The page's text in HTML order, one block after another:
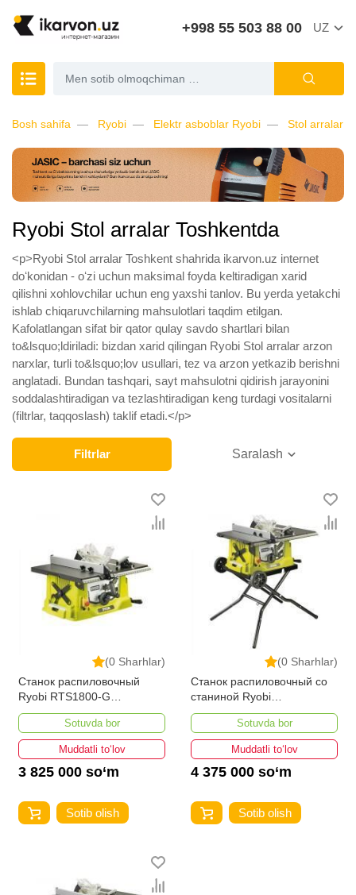
+998 55 503 88 00 UZ
Bosh sahifa Ryobi Elektr asboblar Ryobi Stol arralar
Ryobi Stol arralar Toshkentda
<p>Ryobi Stol arralar Toshkent shahrida ikarvon.uz internet
doʻkonidan - oʻzi uchun maksimal foyda keltiradigan xarid
qilishni xohlovchilar uchun eng yaxshi tanlov. Bu yerda yetakchi
ishlab chiqaruvchilarning mahsulotlari taqdim etilgan.
Kafolatlangan sifat bir qator qulay savdo shartlari bilan
to&lsquo;ldiriladi: bizdan xarid qilingan Ryobi Stol arralar arzon
narxlar, turli to&lsquo;lov usullari, tez va arzon yetkazib berishni
anglatadi. Bundan tashqari, sayt mahsulotni qidirish jarayonini
soddalashtiradigan va tezlashtiradigan keng turdagi vositalarni
(filtrlar, taqqoslash) taklif etadi.</p>
Filtrlar Saralash
(0 Sharhlar)
Станок распиловочный
Ryobi RTS1800-G
5133002021
Sotuvda bor
Muddatli to‘lov
3 825 000 so‘m
Sotib olish
(0 Sharhlar)
Станок распиловочный со
станиной Ryobi
RTS1800EF-G 5133002025
Sotuvda bor
Muddatli to‘lov
4 375 000 so‘m
Sotib olish